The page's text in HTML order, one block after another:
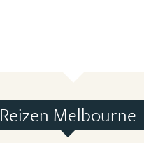
Reizen Melbourne